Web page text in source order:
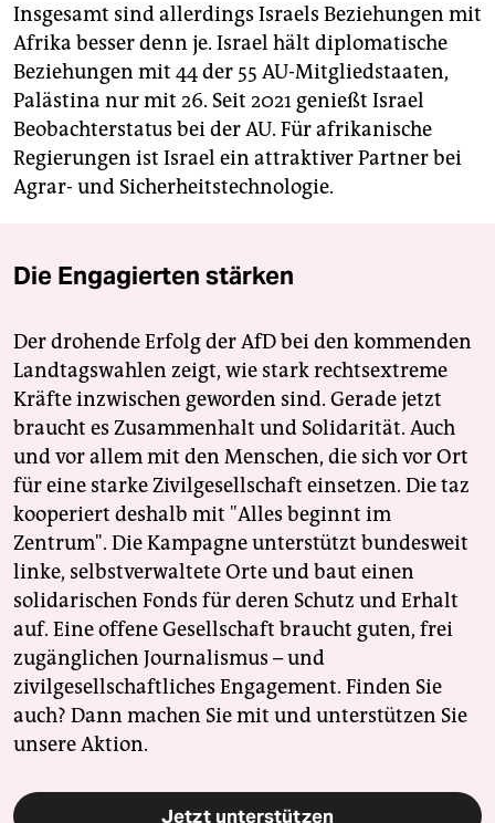
Insgesamt sind allerdings Israels Beziehungen mit
Afrika besser denn je. Israel hält diplomatische
Beziehungen mit 44 der 55 AU-Mitgliedstaaten,
Palästina nur mit 26. Seit 2021 genießt Israel
Beobachterstatus bei der AU. Für afrikanische
Regierungen ist Israel ein attraktiver Partner bei
Agrar- und Sicherheitstechnologie.
Die Engagierten stärken
Der drohende Erfolg der AfD bei den kommenden
Landtagswahlen zeigt, wie stark rechtsextreme
Kräfte inzwischen geworden sind. Gerade jetzt
braucht es Zusammenhalt und Solidarität. Auch
und vor allem mit den Menschen, die sich vor Ort
für eine starke Zivilgesellschaft einsetzen. Die taz
kooperiert deshalb mit "Alles beginnt im
Zentrum". Die Kampagne unterstützt bundesweit
linke, selbstverwaltete Orte und baut einen
solidarischen Fonds für deren Schutz und Erhalt
auf. Eine offene Gesellschaft braucht guten, frei
zugänglichen Journalismus – und
zivilgesellschaftliches Engagement. Finden Sie
auch? Dann machen Sie mit und unterstützen Sie
unsere Aktion.
Jetzt unterstützen